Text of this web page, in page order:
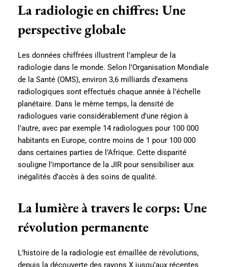
La radiologie en chiffres: Une
perspective globale
Les données chiffrées illustrent l’ampleur de la
radiologie dans le monde. Selon l’Organisation Mondiale
de la Santé (OMS), environ 3,6 milliards d’examens
radiologiques sont effectués chaque année à l’échelle
planétaire. Dans le même temps, la densité de
radiologues varie considérablement d’une région à
l’autre, avec par exemple 14 radiologues pour 100 000
habitants en Europe, contre moins de 1 pour 100 000
dans certaines parties de l’Afrique. Cette disparité
souligne l’importance de la JIR pour sensibiliser aux
inégalités d’accès à des soins de qualité.
La lumière à travers le corps: Une
révolution permanente
L’histoire de la radiologie est émaillée de révolutions,
depuis la découverte des rayons X jusqu’aux récentes